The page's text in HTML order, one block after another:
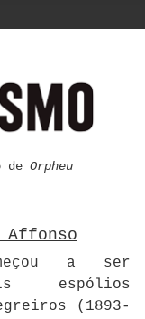
de Orpheu
Affonso
a ser
espólios
(1893-